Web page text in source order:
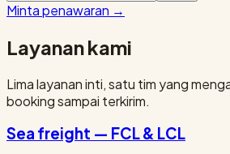
Minta penawaran →
Layanan kami
Lima layanan inti, satu tim yang
booking sampai terkirim.
Sea freight — FCL & LCL